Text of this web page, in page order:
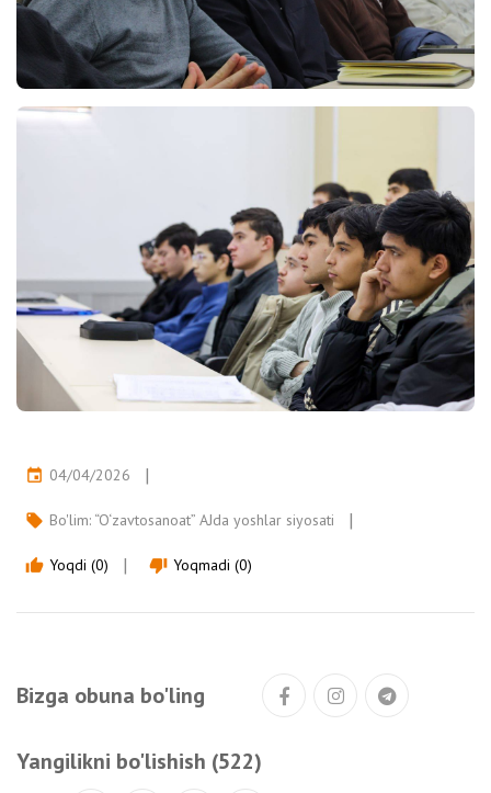
event 04/04/2026
local_offer Bo'lim: “O‘zavtosanoat” AJda yoshlar siyosati
thumb_up Yoqdi (0) thumb_down Yoqmadi (0)
Bizga obuna bo'ling
Yangilikni bo'lishish (522)